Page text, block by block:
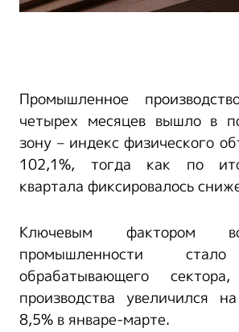
Промышленное
четырех месяцев вышло в
зону – индекс физического
102,1%, тогда как по
квартала фиксировалось
Ключевым фактором
промышленности
обрабатывающего
производства увеличился
8,5% в январе-марте.